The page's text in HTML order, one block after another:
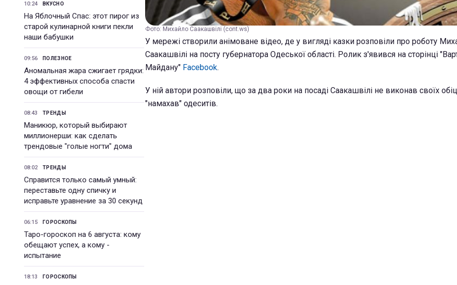
10:24 ВКУСНО
На Яблочный Спас: этот пирог из
старой кулинарной книги пекли
наши бабушки
09:56 ПОЛЕЗНОЕ
Аномальная жара сжигает грядки:
4 эффективных способа спасти
овощи от гибели
08:43 ТРЕНДЫ
Маникюр, который выбирают
миллионерши: как сделать
трендовые "голые ногти" дома
08:02 ТРЕНДЫ
Справится только самый умный:
переставьте одну спичку и
исправьте уравнение за 30 секунд
06:15 ГОРОСКОПЫ
Таро-гороскоп на 6 августа: кому
обещают успех, а кому -
испытание
18:13 ГОРОСКОПЫ
Фото: Михайло Саакашвілі (cont.ws)
У мережі створили анімоване відео, де у вигляді казки розповіли про роботу
Саакашвілі на посту губернатора Одеської області. Ролик з'явився на сторінці
Майдану" Facebook.
У ній автори розповіли, що за два роки на посаді Саакашвілі не виконав своїх
"намахав" одеситів.